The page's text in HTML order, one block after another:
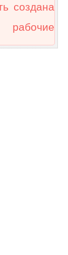
создана
рабочие